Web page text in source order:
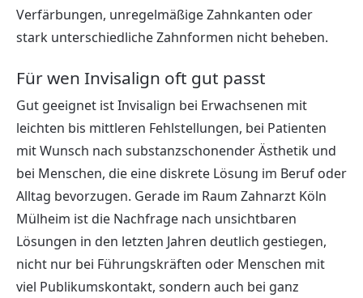
Verfärbungen, unregelmäßige Zahnkanten oder
stark unterschiedliche Zahnformen nicht beheben.
Für wen Invisalign oft gut passt
Gut geeignet ist Invisalign bei Erwachsenen mit
leichten bis mittleren Fehlstellungen, bei Patienten
mit Wunsch nach substanzschonender Ästhetik und
bei Menschen, die eine diskrete Lösung im Beruf oder
Alltag bevorzugen. Gerade im Raum Zahnarzt Köln
Mülheim ist die Nachfrage nach unsichtbaren
Lösungen in den letzten Jahren deutlich gestiegen,
nicht nur bei Führungskräften oder Menschen mit
viel Publikumskontakt, sondern auch bei ganz